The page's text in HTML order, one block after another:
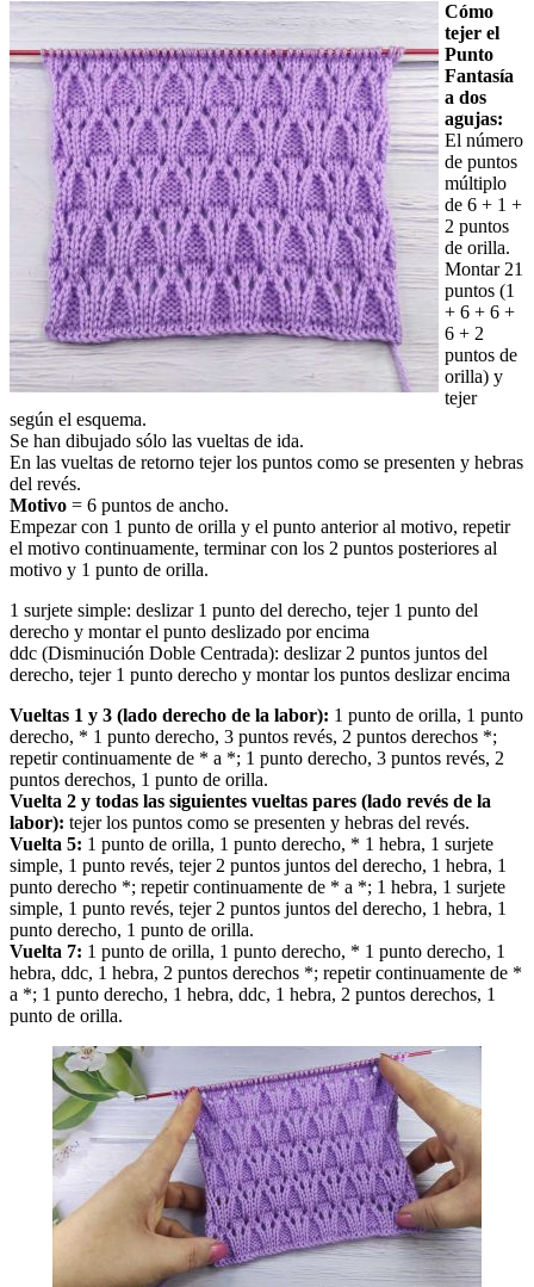
Cómo
tejer el
Punto
Fantasía
a dos
agujas:
El número
de puntos
múltiplo
de 6 + 1 +
2 puntos
de orilla.
Montar 21
puntos (1
+ 6 + 6 +
6 + 2
puntos de
orilla) y
tejer
según el esquema.
Se han dibujado sólo las vueltas de ida.
En las vueltas de retorno tejer los puntos como se presenten y hebras
del revés.
Motivo = 6 puntos de ancho.
Empezar con 1 punto de orilla y el punto anterior al motivo, repetir
el motivo continuamente, terminar con los 2 puntos posteriores al
motivo y 1 punto de orilla.
1 surjete simple: deslizar 1 punto del derecho, tejer 1 punto del
derecho y montar el punto deslizado por encima
ddc (Disminución Doble Centrada): deslizar 2 puntos juntos del
derecho, tejer 1 punto derecho y montar los puntos deslizar encima
Vueltas 1 y 3 (lado derecho de la labor): 1 punto de orilla, 1 punto
derecho, * 1 punto derecho, 3 puntos revés, 2 puntos derechos *;
repetir continuamente de * a *; 1 punto derecho, 3 puntos revés, 2
puntos derechos, 1 punto de orilla.
Vuelta 2 y todas las siguientes vueltas pares (lado revés de la
labor): tejer los puntos como se presenten y hebras del revés.
Vuelta 5: 1 punto de orilla, 1 punto derecho, * 1 hebra, 1 surjete
simple, 1 punto revés, tejer 2 puntos juntos del derecho, 1 hebra, 1
punto derecho *; repetir continuamente de * a *; 1 hebra, 1 surjete
simple, 1 punto revés, tejer 2 puntos juntos del derecho, 1 hebra, 1
punto derecho, 1 punto de orilla.
Vuelta 7: 1 punto de orilla, 1 punto derecho, * 1 punto derecho, 1
hebra, ddc, 1 hebra, 2 puntos derechos *; repetir continuamente de *
a *; 1 punto derecho, 1 hebra, ddc, 1 hebra, 2 puntos derechos, 1
punto de orilla.